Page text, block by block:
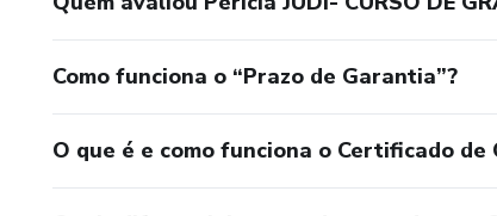
Como funciona o “Prazo de Garantia”?
O que é e como funciona o Certificado de